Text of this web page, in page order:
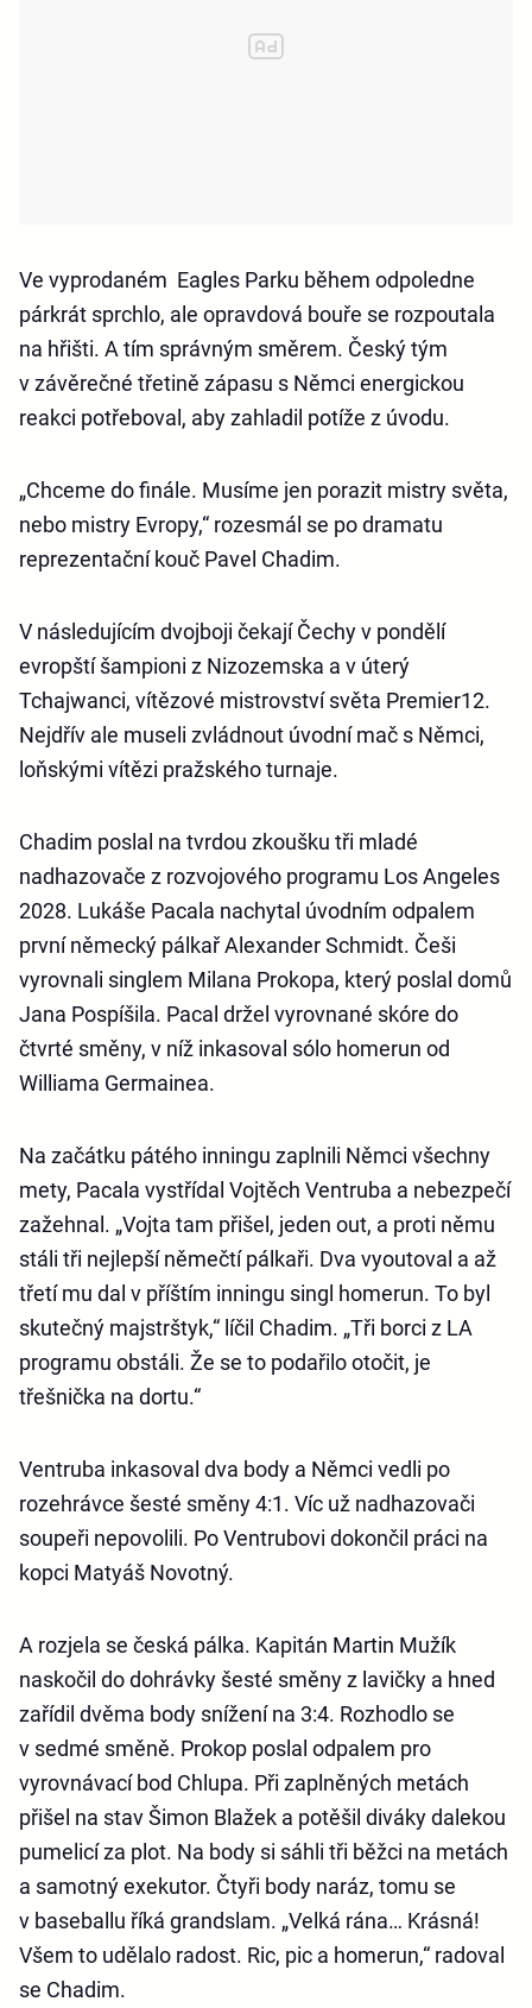
Ve vyprodaném Eagles Parku během odpoledne
párkrát sprchlo, ale opravdová bouře se rozpoutala
na hřišti. A tím správným směrem. Český tým
v závěrečné třetině zápasu s Němci energickou
reakci potřeboval, aby zahladil potíže z úvodu.
„Chceme do finále. Musíme jen porazit mistry světa,
nebo mistry Evropy,“ rozesmál se po dramatu
reprezentační kouč Pavel Chadim.
V následujícím dvojboji čekají Čechy v pondělí
evropští šampioni z Nizozemska a v úterý
Tchajwanci, vítězové mistrovství světa Premier12.
Nejdřív ale museli zvládnout úvodní mač s Němci,
loňskými vítězi pražského turnaje.
Chadim poslal na tvrdou zkoušku tři mladé
nadhazovače z rozvojového programu Los Angeles
2028. Lukáše Pacala nachytal úvodním odpalem
první německý pálkař Alexander Schmidt. Češi
vyrovnali singlem Milana Prokopa, který poslal domů
Jana Pospíšila. Pacal držel vyrovnané skóre do
čtvrté směny, v níž inkasoval sólo homerun od
Williama Germainea.
Na začátku pátého inningu zaplnili Němci všechny
mety, Pacala vystřídal Vojtěch Ventruba a nebezpečí
zažehnal. „Vojta tam přišel, jeden out, a proti němu
stáli tři nejlepší němečtí pálkaři. Dva vyoutoval a až
třetí mu dal v příštím inningu singl homerun. To byl
skutečný majstrštyk,“ líčil Chadim. „Tři borci z LA
programu obstáli. Že se to podařilo otočit, je
třešnička na dortu.“
Ventruba inkasoval dva body a Němci vedli po
rozehrávce šesté směny 4:1. Víc už nadhazovači
soupeři nepovolili. Po Ventrubovi dokončil práci na
kopci Matyáš Novotný.
A rozjela se česká pálka. Kapitán Martin Mužík
naskočil do dohrávky šesté směny z lavičky a hned
zařídil dvěma body snížení na 3:4. Rozhodlo se
v sedmé směně. Prokop poslal odpalem pro
vyrovnávací bod Chlupa. Při zaplněných metách
přišel na stav Šimon Blažek a potěšil diváky dalekou
pumelicí za plot. Na body si sáhli tři běžci na metách
a samotný exekutor. Čtyři body naráz, tomu se
v baseballu říká grandslam. „Velká rána… Krásná!
Všem to udělalo radost. Ric, pic a homerun,“ radoval
se Chadim.